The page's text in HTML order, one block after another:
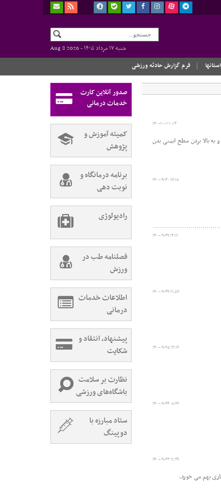
شنبه ۱۷ مرداد ۱۴۰۵ -
Aug 8 2026
استانها فرم گزارش حادثه ورزشی
۱۴۰۰-۱۰-۰۱ ۱۰:۱۲
بالا بردن سطح ایمنی بدن
۱۴۰۰-۰۹-۳۰ ۱۷:۱۸
۱۴۰۰-۰۹-۲۹ ۱۲:۱۱
۱۴۰۰-۰۹-۲۹ ۱۱:۵۷
۱۴۰۰-۰۹-۲۵ ۱۲:۱۶
۱۴۰۰-۰۹-۲۴ ۰۸:۲۶
۱۴۰۰-۰۹-۲۳ ۱۱:۲۹
بهم می­ خورد.
صدور آنلاین کارت
خدمات درمانی
کمیته آموزش و
پژوهش
برنامه درمانگاه و
نوبت دهی
رادیولوژی
فصلنامه طب در
ورزش
اطلاعات خدمات
درمانی
پیشنهاد، انتقاد و
شکایت
نظارت بر سلامت
باشگاه‌های ورزشی
ستاد مبارزه با
دوپینگ